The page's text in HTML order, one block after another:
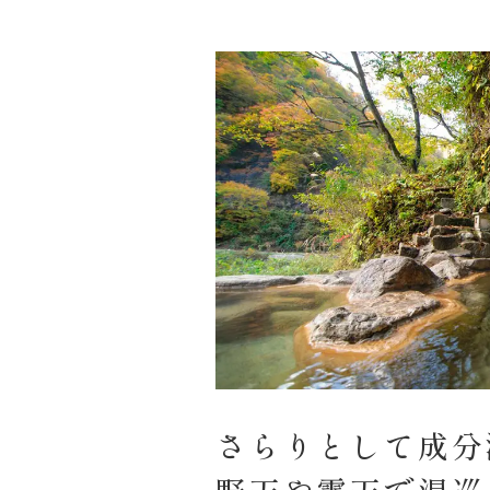
さらりとして成